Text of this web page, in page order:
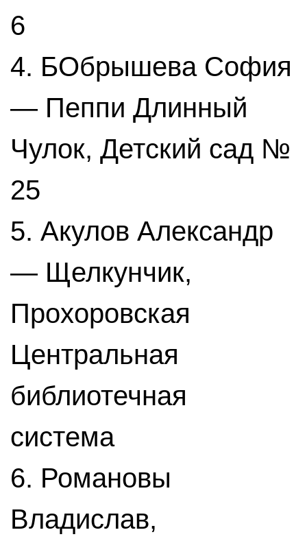
6
4. БОбрышева София
— Пеппи Длинный
Чулок, Детский сад №
25
5. Акулов Александр
— Щелкунчик,
Прохоровская
Центральная
библиотечная
система
6. Романовы
Владислав,